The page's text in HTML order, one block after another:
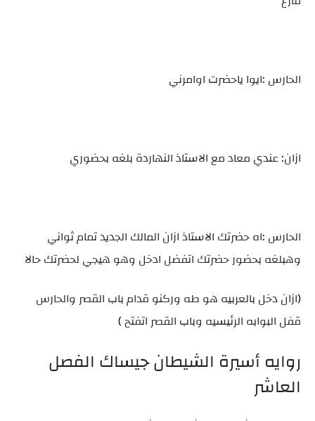
الحارس :ايوا ياحضرت اوامرني
ازان: عندي معاد مع الاستاذ النهاردة بلغه بحضوري
الحارس :اه حضرتك الاستاذ ازان المالك الجديد تمام ثواني
وهبلغه بحضور حضرتك اتفضل ادخل وهو هيجي لحضرتك حالا
(ازان دخل بالعربيه هو طه وركنو قدام باب القصر والحارس
قفل البوابه الرئيسيه وباب القصر اتفتح )
روايه أسيرة الشيطان جيساك الفصل
العاشر